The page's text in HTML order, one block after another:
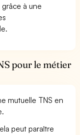
à une
pour le métier
mutuelle TNS en
peut paraître